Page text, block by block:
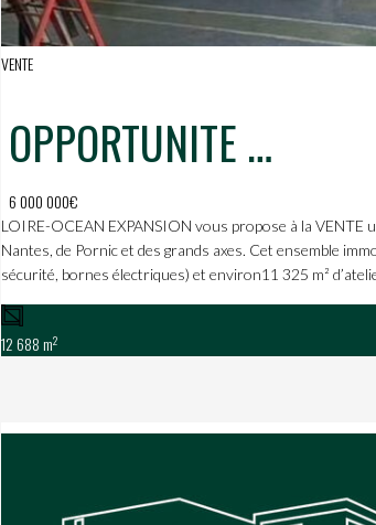
VENTE
OPPORTUNITE RARE : GRAND BATIMENT ARTISANAL/INDUSTRIEL A SAINTE-PAZANNE !
6 000 000€
LOIRE-OCEAN EXPANSION vous propose à la VENTE
Nantes, de Pornic et des grands axes. Cet ensemble
sécurité, bornes électriques) et environ11 325 m²
12 688 m2